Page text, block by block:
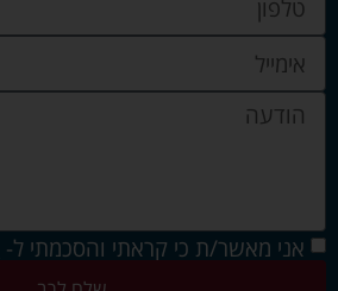
אני מאשר/ת כי קראתי והסכמתי ל-